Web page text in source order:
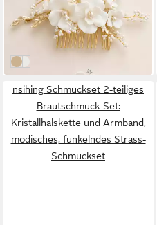
Brauthaarkamm und
Ohrringe "Amélie" ivory
89,90 € UVP109,80 €
(29,97 €/ 1 Stk)
in 2-3 Werktagen bei dir
goldsilber
nsihing Schmuckset 2-teiliges
Brautschmuck-Set:
Kristallhalskette und Armband,
modisches, funkelndes Strass-
Schmuckset